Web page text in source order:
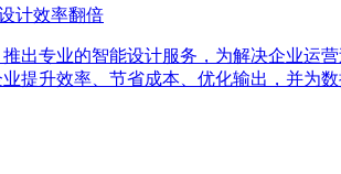
计效率翻倍
出专业的智能设计服务，为解决企业运
提升效率、节省成本、优化输出，并为数